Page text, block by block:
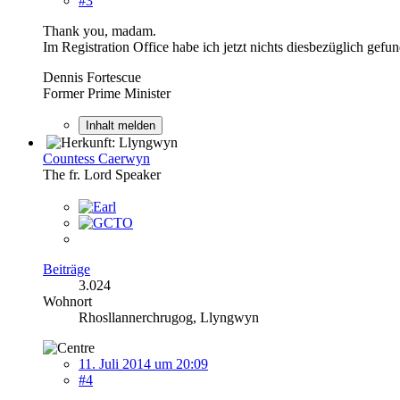
Thank you, madam.
Im Registration Office habe ich jetzt nichts diesbezüglich
Dennis Fortescue
Former Prime Minister
Inhalt melden
Countess Caerwyn
The fr. Lord Speaker
Beiträge
3.024
Wohnort
Rhosllannerchrugog, Llyngwyn
11. Juli 2014 um 20:09
#4